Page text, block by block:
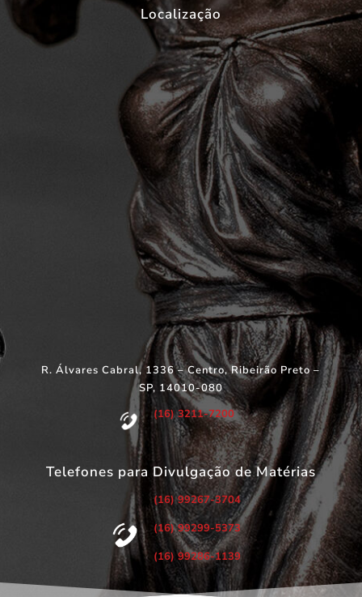
Localização
R. Álvares Cabral, 1336 – Centro, Ribeirão Preto –
SP, 14010-080
(16) 3211-7200
Telefones para Divulgação de Matérias
(16) 99267-3704
(16) 99299-5373
(16) 99286-1139